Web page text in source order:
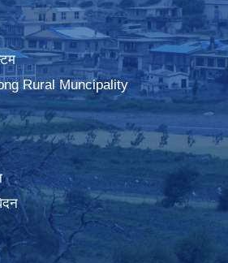
Rural Muncipality